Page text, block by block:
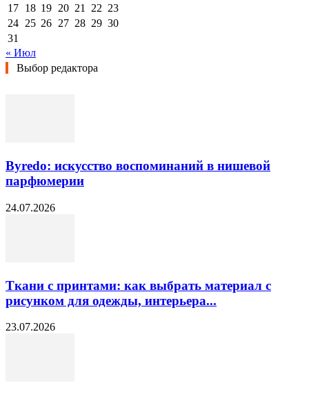
17 18 19 20 21 22 23
24 25 26 27 28 29 30
31
« Июл
Выбор редактора
Byredo: искусство воспоминаний в нишевой
парфюмерии
24.07.2026
Ткани с принтами: как выбрать материал с
рисунком для одежды, интерьера...
23.07.2026